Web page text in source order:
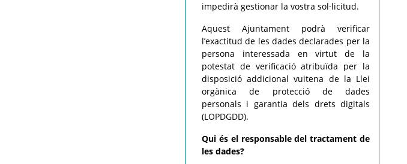
impedirà gestionar la vostra sol·licitud.
Aquest Ajuntament podrà verificar
l’exactitud de les dades declarades per la
persona interessada en virtut de la
potestat de verificació atribuïda per la
disposició addicional vuitena de la Llei
orgànica de protecció de dades
personals i garantia dels drets digitals
(LOPDGDD).
Qui és el responsable del tractament de
les dades?